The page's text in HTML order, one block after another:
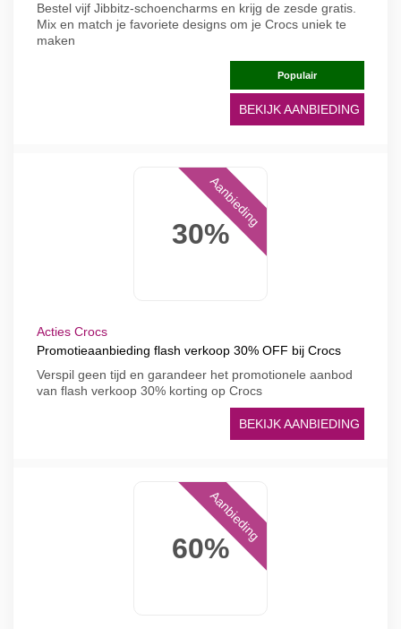
Bestel vijf Jibbitz-schoencharms en krijg de zesde gratis.
Mix en match je favoriete designs om je Crocs uniek te
maken
Populair
BEKIJK AANBIEDING
30%
Aanbieding
Acties Crocs
Promotieaanbieding flash verkoop 30% OFF bij Crocs
Verspil geen tijd en garandeer het promotionele aanbod
van flash verkoop 30% korting op Crocs
BEKIJK AANBIEDING
60%
Aanbieding